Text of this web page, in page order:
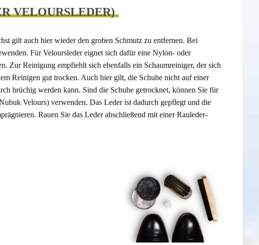
VELOURSLEDER)
gilt auch hier wieder den groben Schmutz zu entfernen. Bei
Für Veloursleder eignet sich dafür eine Nylon- oder
Zur Reinigung empfiehlt sich ebenfalls ein Schaumreiniger, der sich
Reinigen gut trocken. Auch hier gilt, die Schuhe nicht auf einer
brüchig werden kann. Sind die Schuhe getrocknet, können Sie für
Velours) verwenden. Das Leder ist dadurch gepflegt und die
Rauen Sie das Leder abschließend mit einer Rauleder-